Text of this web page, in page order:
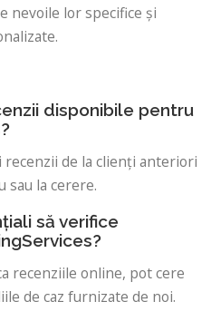
nevoile lor specifice și
disponibile pentru
recenzii de la clienți anteriori
la cerere.
să verifice
recenziile online, pot cere
de caz furnizate de noi.